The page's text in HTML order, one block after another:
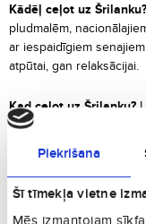
Piekrišana
Šī tīmekļa vietne
Mēs izmantojam
Kādēļ ceļot uz Šrilanku?
pludmalēm,
ar iespaidīgiem
atpūtai, gan relaksācijai.
Kad ceļot uz Šrilanku?
līdz aprīlim, kad laiks ir
vislabākā no maija līdz
Ko apskatīt Šrilankā?